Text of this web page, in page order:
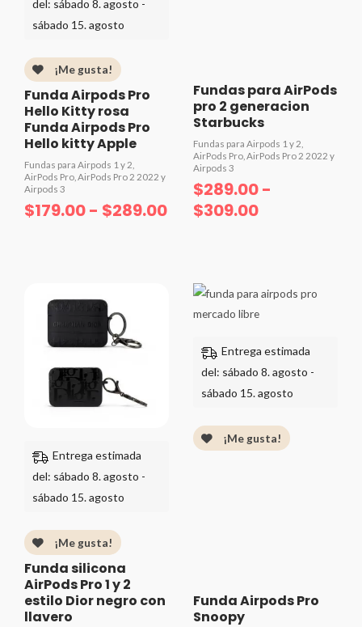
del: sábado 8. agosto -
sábado 15. agosto
¡Me gusta!
Funda Airpods Pro
Hello Kitty rosa
Funda Airpods Pro
Hello kitty Apple
Fundas para Airpods 1 y 2,
AirPods Pro, AirPods Pro 2 2022 y
Airpods 3
$179.00- $289.00
Fundas para AirPods
pro 2 generacion
Starbucks
Fundas para Airpods 1 y 2,
AirPods Pro, AirPods Pro 2 2022 y
Airpods 3
$289.00-
$309.00
5
Entrega estimada
del: sábado 8. agosto -
sábado 15. agosto
¡Me gusta!
Funda silicona
AirPods Pro 1 y 2
estilo Dior negro con
llavero
de
precios:
desde
$229.00
hasta
$259.00
Entrega estimada
del: sábado 8. agosto -
sábado 15. agosto
¡Me gusta!
Funda Airpods Pro
Snoopy
Rango
de
desde
$289.00
hasta